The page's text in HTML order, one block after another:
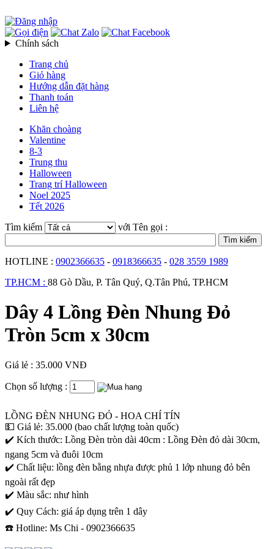
Chính sách
Trang chủ
Giỏ hàng
Hướng dẫn đặt hàng
Thanh toán
Liên hệ
Khăn choàng
Valentine
8-3
Trung thu
Halloween
Trang trí Halloween
Noel 2025
Tết 2026
Tìm kiếm
với Tên gọi :
HOTLINE : 0902366635 - 0918366635 - 028 3559 1989
TP.HCM : 88 Gò Dầu, P. Tân Quý, Q.Tân Phú, TP.HCM
Dây 4 Lồng Đèn Nhung Đỏ
Tròn 5cm x 30cm
Giá lẻ : 35.000 VNĐ
Chọn số lượng :
LỒNG ĐÈN NHUNG ĐỎ - HOA CHÍ TÍN
💵 Giá lẻ: 35.000 (bao chất lượng toàn quốc)
✔️ Kích thước: Lồng Đèn tròn dài 40cm : Lồng Đèn đỏ dài 30cm,
ngang 5cm và đuôi 10cm
✔️ Chất liệu: lồng đèn bằng nhựa được phủ 1 lớp nhung đỏ bên
ngoài rất đẹp
✔️ Màu sắc: như hình
✔️ Quy Cách: giá áp dụng trên 1 dây
☎️ Hotline: Ms Chi - 0902366635